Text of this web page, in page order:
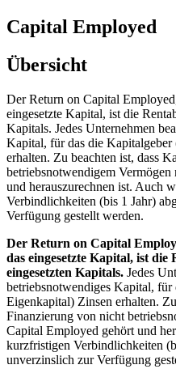
Capital Employed
Übersicht
Der Return on Capital
eingesetzte Kapital, ist die
Kapitals. Jedes Unternehmen
Kapital, für das die
erhalten. Zu beachten ist, dass
betriebsnotwendigem
und herauszurechnen ist. Auch
Verbindlichkeiten (bis 1 Jahr)
Verfügung gestellt werden.
Der Return on Capital
das eingesetzte Kapital, ist die
eingesetzten Kapitals. Jedes
betriebsnotwendiges Kapital,
Eigenkapital) Zinsen erhalten.
Finanzierung von nicht
Capital Employed gehört und
kurzfristigen Verbindlichkeiten
unverzinslich zur Verfügung